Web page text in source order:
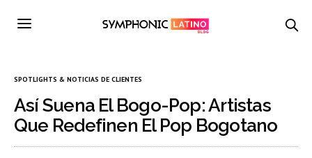
SPOTLIGHTS & NOTICIAS DE CLIENTES
Así Suena El Bogo-Pop: Artistas
Que Redefinen El Pop Bogotano